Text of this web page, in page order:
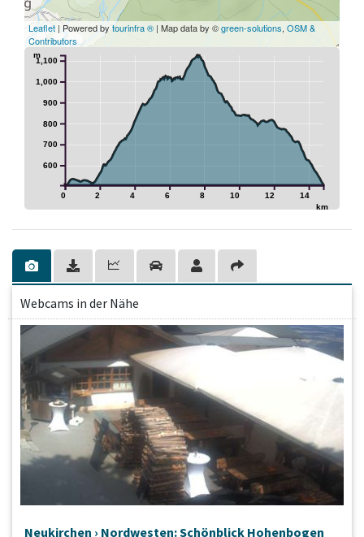
Leaflet | Powered bytourinfra ® | Map data by ©green-solutions, OSM &
Contributors
0 2 4 6 8 10 12 14
km
600
700
800
900
1,000
1,100
m
Webcams in der Nähe
Neukirchen › Nordwesten: Schönblick Hohenbogen